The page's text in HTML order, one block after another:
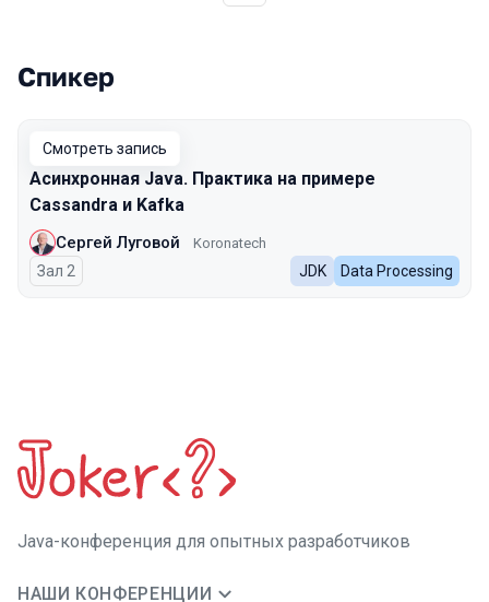
Выступления в сезоне 2025
Спикер
Смотреть запись
Асинхронная Java. Практика на примере
Cassandra и Kafka
Сергей Луговой Koronatech
Зал 2 JDK Data Processing
Java-конференция для опытных разработчиков
НАШИ КОНФЕРЕНЦИИ